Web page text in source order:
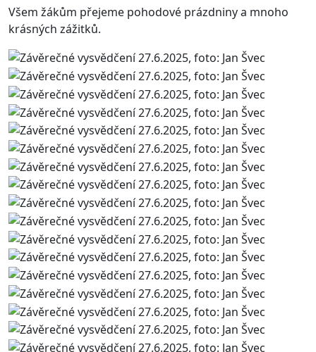
Všem žákům přejeme pohodové prázdniny a mnoho
krásných zážitků.